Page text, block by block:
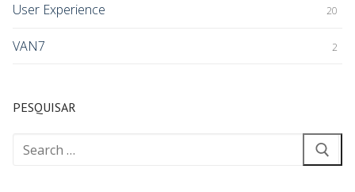
User Experience 20
VAN7 2
PESQUISAR